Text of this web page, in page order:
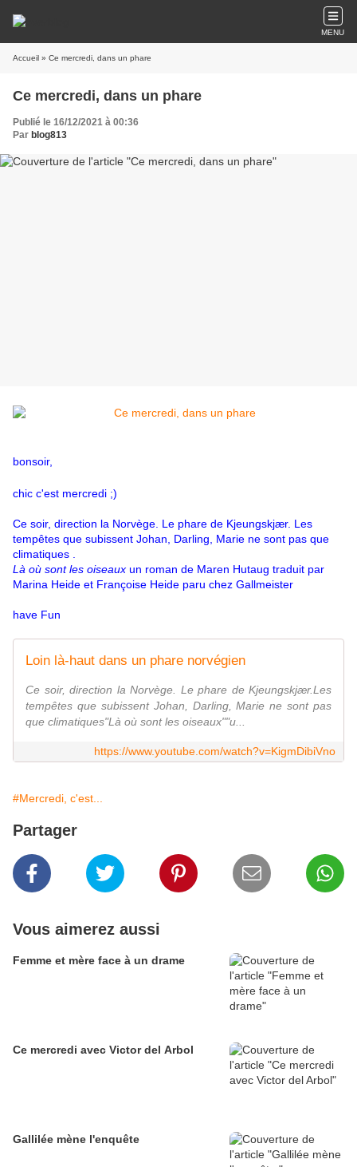
MENU
Accueil » Ce mercredi, dans un phare
Ce mercredi, dans un phare
Publié le 16/12/2021 à 00:36
Par blog813
bonsoir,
chic c'est mercredi ;)
Ce soir, direction la Norvège. Le phare de Kjeungskjær. Les
tempêtes que subissent Johan, Darling, Marie ne sont pas que
climatiques .
Là où sont les oiseaux un roman de Maren Hutaug traduit par
Marina Heide et Françoise Heide paru chez Gallmeister
have Fun
Loin là-haut dans un phare norvégien
Ce soir, direction la Norvège. Le phare de Kjeungskjær.Les
tempêtes que subissent Johan, Darling, Marie ne sont pas
que climatiques"Là où sont les oiseaux""u...
https://www.youtube.com/watch?v=KigmDibiVno
#Mercredi, c'est...
Partager
Vous aimerez aussi
Femme et mère face à un drame
Ce mercredi avec Victor del Arbol
Gallilée mène l'enquête